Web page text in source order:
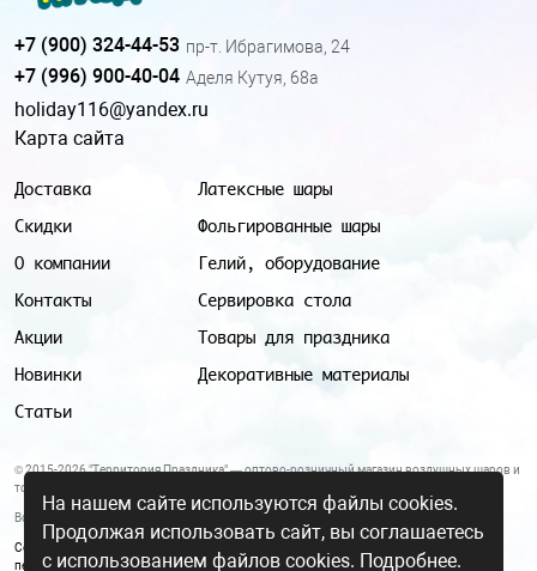
Доставка
Скидки
О компании
Контакты
Акции
Новинки
Статьи
Латексные шары
Фольгированные шары
Гелий, оборудование
Сервировка стола
Товары для праздника
Декоративные материалы
+7 (900) 324-44-53 пр-т. Ибрагимова, 24
+7 (996) 900-40-04 Аделя Кутуя, 68а
holiday116@yandex.ru
Карта сайта
© 2015-2026 "Территория Праздника" — оптово-розничный магазин воздушных шаров и
товаров для праздника.
Все цены и условия, указанные на данном сайте, не являются публичной офертой.
Согласие на обработку персональных данных
персональных данных
На нашем сайте используются файлы cookies.
Продолжая использовать сайт, вы соглашаетесь
с использованием файлов cookies. Подробнее.